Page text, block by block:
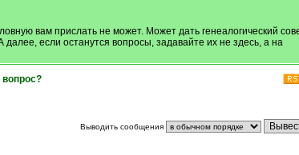
вам прислать не может. Может дать генеалогический
если останутся вопросы, задавайте их не здесь, а на
Выводить сообщения